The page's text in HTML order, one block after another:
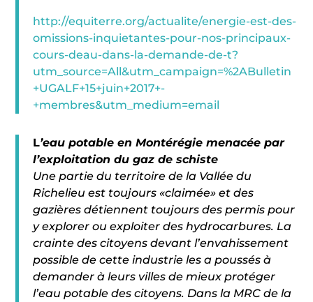
http://equiterre.org/actualite/energie-est-des-
omissions-inquietantes-pour-nos-principaux-
cours-deau-dans-la-demande-de-t?
utm_source=All&utm_campaign=%2ABulletin
+UGALF+15+juin+2017+-
+membres&utm_medium=email
L’eau potable en Montérégie menacée par
l’exploitation du gaz de schiste
Une partie du territoire de la Vallée du
Richelieu est toujours «claimée» et des
gazières détiennent toujours des permis pour
y explorer ou exploiter des hydrocarbures. La
crainte des citoyens devant l’envahissement
possible de cette industrie les a poussés à
demander à leurs villes de mieux protéger
l’eau potable des citoyens. Dans la MRC de la